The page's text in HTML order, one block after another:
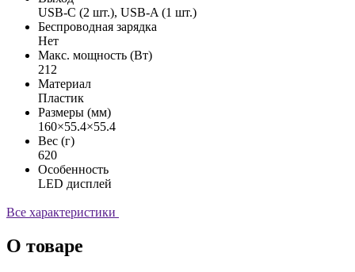
USB-C (2 шт.), USB-A (1 шт.)
Беспроводная зарядка
Нет
Макс. мощность (Вт)
212
Материал
Пластик
Размеры (мм)
160×55.4×55.4
Вес (г)
620
Особенность
LED дисплей
Все характеристики
О товаре